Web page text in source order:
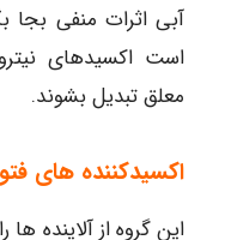
آبی اثرات منفی بجا
است اکسیدهای
معلق تبدیل بشوند.
اکسیدکننده های
این گروه از آلاینده